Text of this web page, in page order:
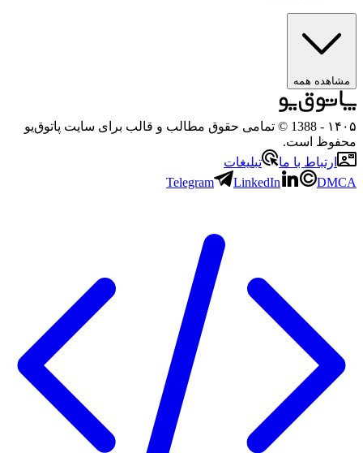
مشاهده همه
۱۴۰۵
- 1388 © تمامی حقوق مطالب و قالب برای سایت پاتوق‌یو
محفوظ است.
ارتباط با ما
تبلیغات
Telegram
LinkedIn DMCA